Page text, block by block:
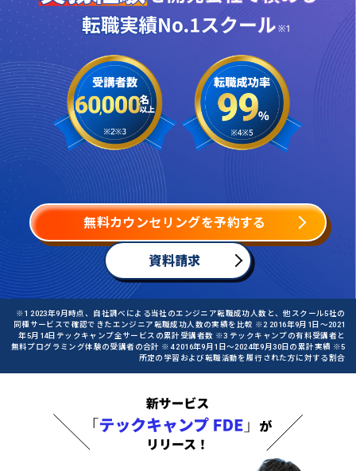
無料カウンセリングを予約する
資料請求
※1 2023年9月時点、自社調べによる当社のエンジニア転職成功人数と、他スクール5社の
同種サービスで確認できたエンジニア転職成功人数の実績を比較 ※2 2016年9月1日〜2021
年5月14日テックキャンプ全サービスの累計受講者数 ※3 テックキャンプの有料受講者と
無料プログラミング体験の受講者の合計 ※4 2016年9月1日〜2024年9月30日の累計実績 ※5
所定の学習および転職活動を履行された方に対する割合